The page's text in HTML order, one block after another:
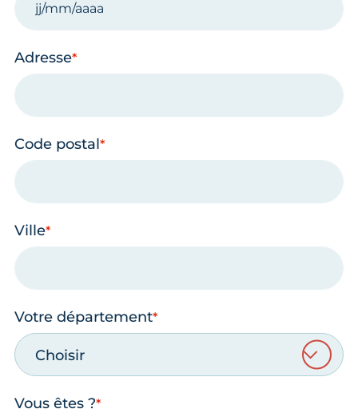
Adresse
Code postal
Ville
Votre département
Choisir
Vous êtes ?